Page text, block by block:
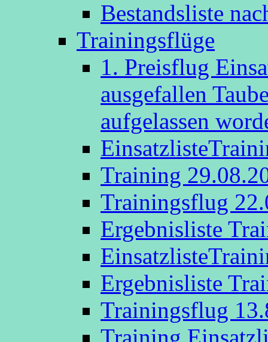
Bestandsliste
Trainingsflüge
1. Preisflug
ausgefallen
aufgelassen
Training
Trainingsflug
Ergebnisliste
Ergebnisliste
Trainingsflug